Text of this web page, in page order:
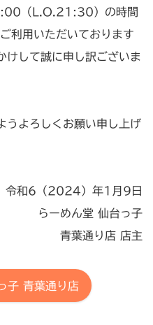
（L.O.21:30）の時間
利用いただいております
けして誠に申し訳ございま
うよろしくお願い申し上げ
令和6（2024）年1月9日
らーめん堂 仙台っ子
青葉通り店 店主
子 青葉通り店